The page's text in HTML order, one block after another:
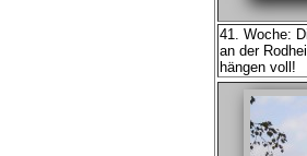
41. Woche:
an der
hängen voll!